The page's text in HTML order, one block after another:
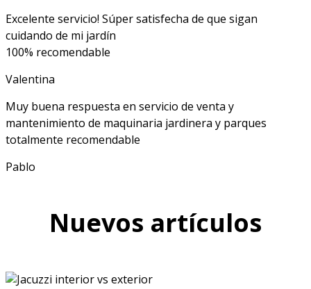
Excelente servicio! Súper satisfecha de que sigan
cuidando de mi jardín
100% recomendable
Valentina
Muy buena respuesta en servicio de venta y
mantenimiento de maquinaria jardinera y parques
totalmente recomendable
Pablo
Nuevos artículos